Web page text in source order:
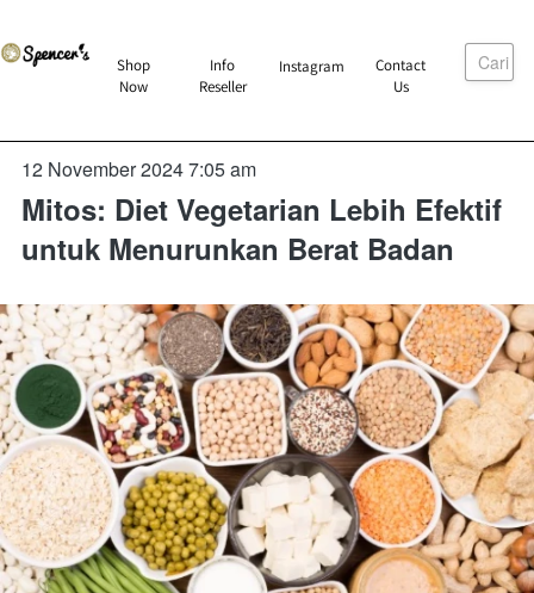
`
Shop
Now
` Info
Reseller
`Instagram `
Contact
Us
Cari
12 November 2024 7:05 am
Mitos: Diet Vegetarian Lebih Efektif
untuk Menurunkan Berat Badan